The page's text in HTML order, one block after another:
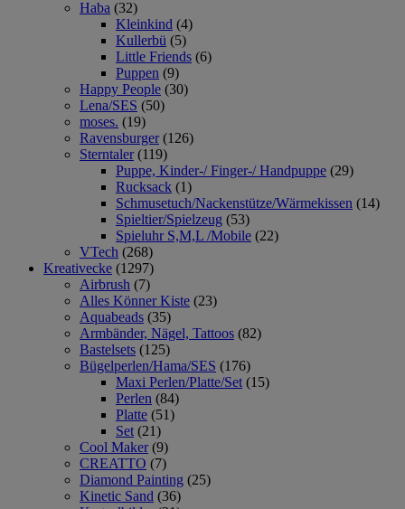
Haba (32)
Kleinkind (4)
Kullerbü (5)
Little Friends (6)
Puppen (9)
Happy People (30)
Lena/SES (50)
moses. (19)
Ravensburger (126)
Sterntaler (119)
Puppe, Kinder-/ Finger-/ Handpuppe (29)
Rucksack (1)
Schmusetuch/Nackenstütze/Wärmekissen (14)
Spieltier/Spielzeug (53)
Spieluhr S,M,L /Mobile (22)
VTech (268)
Kreativecke (1297)
Airbrush (7)
Alles Könner Kiste (23)
Aquabeads (35)
Armbänder, Nägel, Tattoos (82)
Bastelsets (125)
Bügelperlen/Hama/SES (176)
Maxi Perlen/Platte/Set (15)
Perlen (84)
Platte (51)
Set (21)
Cool Maker (9)
CREATTO (7)
Diamond Painting (25)
Kinetic Sand (36)